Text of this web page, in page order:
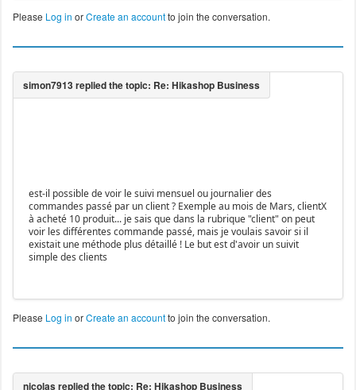
Please Log in orCreate an accountto join the conversation.
est-il possible de voir le suivi mensuel ou journalier des
commandes passé par un client ? Exemple au mois de Mars, clientX
à acheté 10 produit... je sais que dans la rubrique "client" on peut
voir les différentes commande passé, mais je voulais savoir si il
existait une méthode plus détaillé ! Le but est d'avoir un suivit
simple des clients
Please Log in orCreate an accountto join the conversation.